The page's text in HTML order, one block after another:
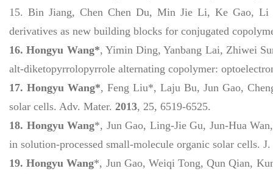
15. Bin Jiang, Chen Chen Du, Min Jie Li, Ke Gao,
derivatives as new building blocks for conjugated
16.Hongyu Wang*, Yimin Ding, Yanbang Lai, Zhiwei
alt-diketopyrrolopyrrole alternating copolymer:
17.Hongyu Wang*, Feng Liu*, Laju Bu, Jun Gao,
solar cells. Adv. Mater. 2013, 25, 6519-6525.
18. Hongyu Wang*, Jun Gao, Ling-Jie Gu, Jun-Hua
in solution-processed small-molecule organic solar cells.
19.Hongyu Wang*, Jun Gao, Weiqi Tong, Qun Qian,